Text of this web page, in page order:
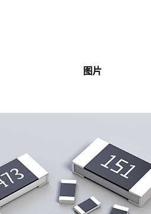
图片